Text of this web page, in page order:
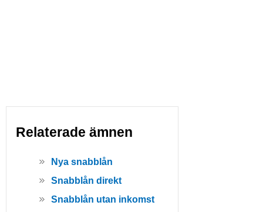
Relaterade ämnen
Nya snabblån
Snabblån direkt
Snabblån utan inkomst